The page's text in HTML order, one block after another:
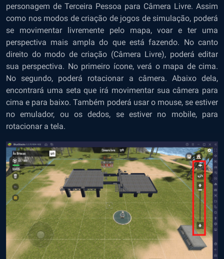
personagem de Terceira Pessoa para Câmera Livre. Assim
como nos modos de criação de jogos de simulação, poderá
se movimentar livremente pelo mapa, voar e ter uma
perspectiva mais ampla do que está fazendo. No canto
direito do modo de criação (Câmera Livre), poderá editar
sua perspectiva. No primeiro ícone, verá o mapa de cima.
No segundo, poderá rotacionar a câmera. Abaixo dela,
encontrará uma seta que irá movimentar sua câmera para
cima e para baixo. Também poderá usar o mouse, se estiver
no emulador, ou os dedos, se estiver no mobile, para
rotacionar a tela.